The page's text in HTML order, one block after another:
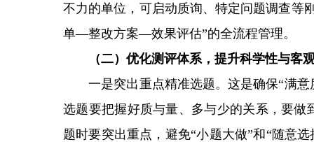
不力的单位，可启动质询、特定问题调查等
单—整改方案—效果评估”的全流程管理。
（二）优化测评体系，提升科学性与客
一是突出重点精准选题。这是确保“满意
选题要把握好质与量、多与少的关系，要做
题时要突出重点，避免“小题大做”和“随意